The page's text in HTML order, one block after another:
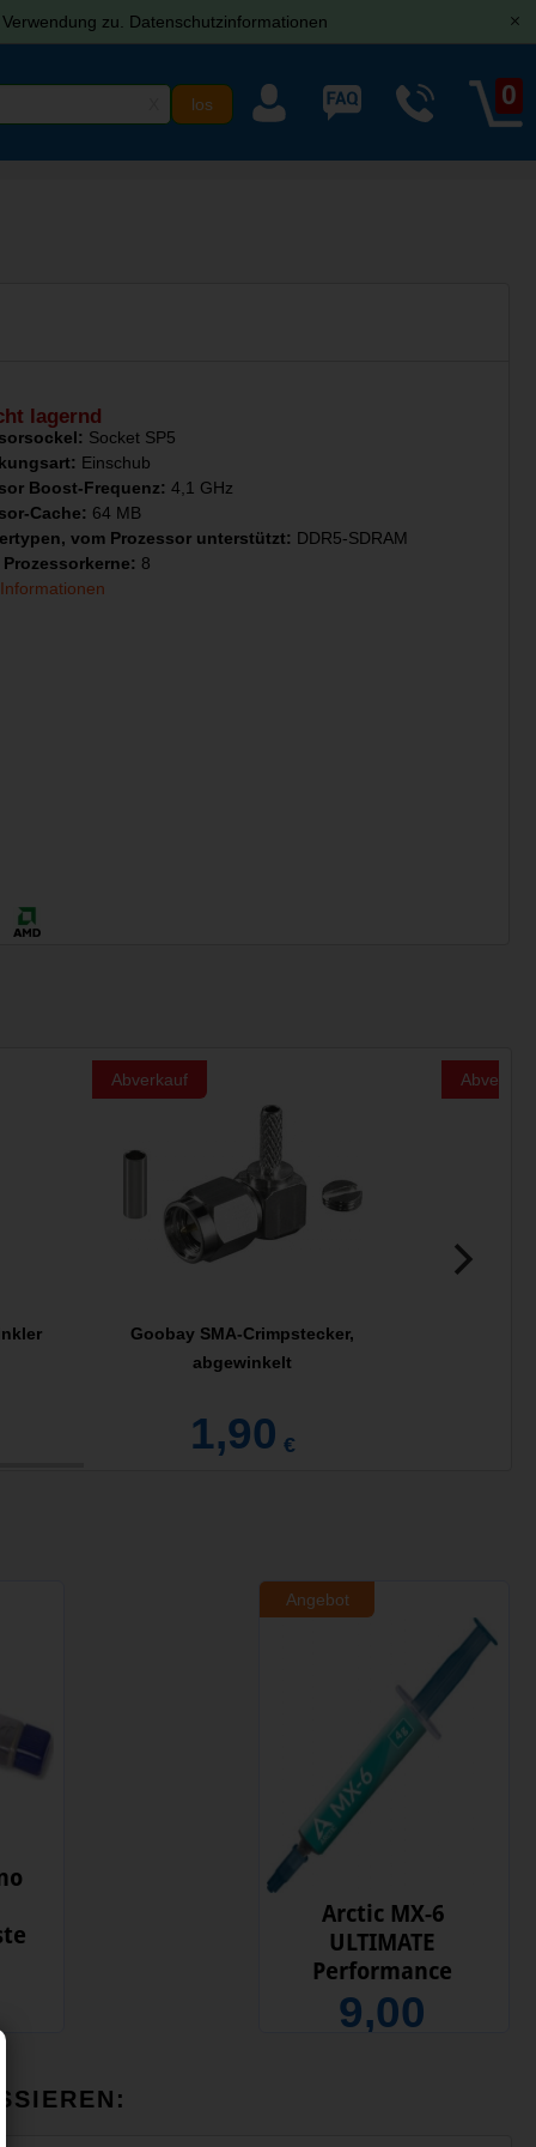
zu. Datenschutzinformationen [x]
0
lagernd
Socket SP5
Einschub
Boost-Frequenz: 4,1 GHz
Cache: 64 MB
vom Prozessor unterstützt: DDR5-SDRAM
8
Abverkauf
Goobay SMA-Crimpstecker,
abgewinkelt
1,90 €
Abverkauf
Angebot
Arctic MX-6
ULTIMATE
Performance
Wärmeleitpaste
9,00